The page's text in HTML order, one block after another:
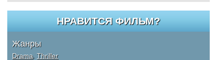
НРАВИТСЯ ФИЛЬМ?
Жанры
Drama Thriller